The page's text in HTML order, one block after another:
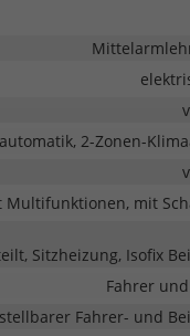
2-Zonen-
Multifunktionen, mit
Sitzheizung, Isofix
Fahrer
Fahrer- und